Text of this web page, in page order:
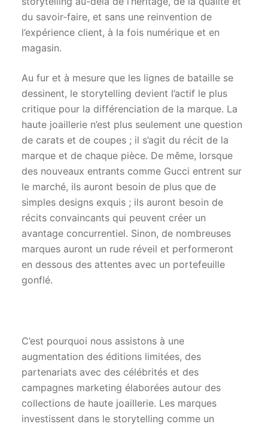
du savoir-faire, et sans une reinvention de
l’expérience client, à la fois numérique et en
magasin.
Au fur et à mesure que les lignes de bataille se
dessinent, le storytelling devient l’actif le plus
critique pour la différenciation de la marque. La
haute joaillerie n’est plus seulement une question
de carats et de coupes ; il s’agit du récit de la
marque et de chaque pièce. De même, lorsque
des nouveaux entrants comme Gucci entrent sur
le marché, ils auront besoin de plus que de
simples designs exquis ; ils auront besoin de
récits convaincants qui peuvent créer un
avantage concurrentiel. Sinon, de nombreuses
marques auront un rude réveil et performeront
en dessous des attentes avec un portefeuille
gonflé.
C’est pourquoi nous assistons à une
augmentation des éditions limitées, des
partenariats avec des célébrités et des
campagnes marketing élaborées autour des
collections de haute joaillerie. Les marques
investissent dans le storytelling comme un